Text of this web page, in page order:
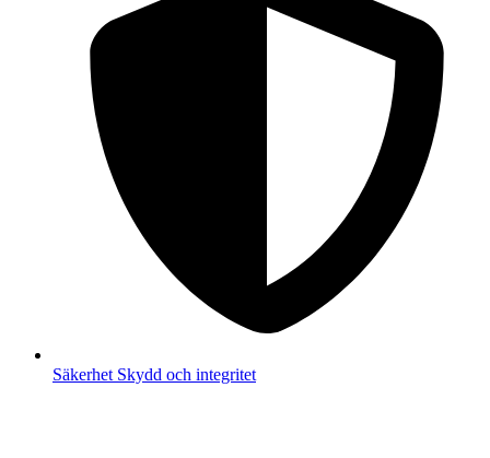
Säkerhet Skydd och integritet